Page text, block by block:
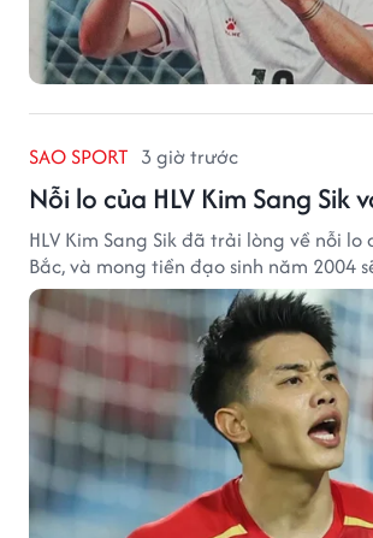
SAO SPORT 3 giờ trước
Nỗi lo của HLV Kim Sang Sik
HLV Kim Sang Sik đã trải lòng về nỗi
Bắc, và mong tiền đạo sinh năm 2004